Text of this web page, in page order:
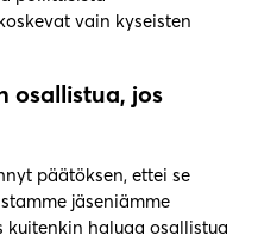
vain kyseisten
osallistua, jos
päätöksen, ettei se
jäseniämme
kuitenkin haluaa osallistua